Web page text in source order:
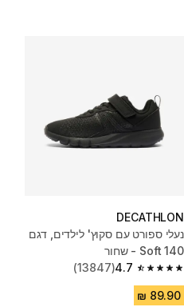
DECATHLON
נעלי ספורט עם סקוץ' לילדים, דגם
Soft 140 - שחור
4.7
4.7 out of 5 stars from 13847 reviews
(13847)